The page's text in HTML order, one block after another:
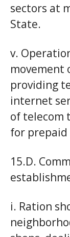
sectors at
State.
v.
movement
providing
internet
of telecom
for prepaid
15.D.
i. Ration